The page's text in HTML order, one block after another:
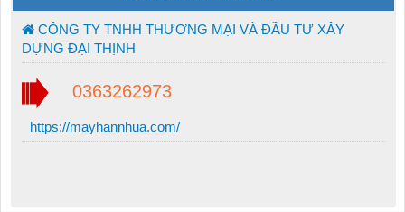
CÔNG TY TNHH THƯƠNG MẠI VÀ ĐẦU TƯ XÂY
DỰNG ĐẠI THỊNH
0363262973
https://mayhannhua.com/